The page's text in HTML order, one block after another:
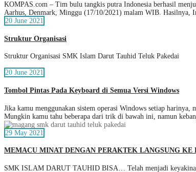
KOMPAS.com – Tim bulu tangkis putra Indonesia berhasil
Aarhus, Denmark, Minggu (17/10/2021) malam WIB. Hasilnya,
20 June 2021
Struktur Organisasi
Struktur Organisasi SMK Islam Darut Tauhid Teluk Pakedai
20 June 2021
Tombol Pintas Pada Keyboard di Semua Versi Windows
Jika kamu menggunakan sistem operasi Windows setiap
Mungkin kamu tahu beberapa dari trik di bawah ini, namun
29 May 2021
MEMACU MINAT DENGAN PERAKTEK LANGSUNG KE
SMK ISLAM DARUT TAUHID BISA… Telah menjadi keyakinan